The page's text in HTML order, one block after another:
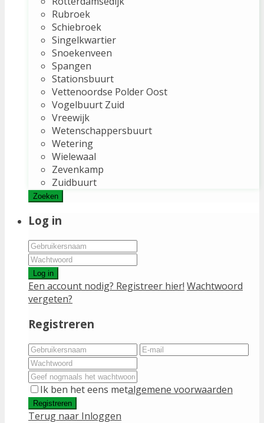
Rubroek
Schiebroek
Singelkwartier
Snoekenveen
Spangen
Stationsbuurt
Vettenoordse Polder Oost
Vogelbuurt Zuid
Vreewijk
Wetenschappersbuurt
Wetering
Wielewaal
Zevenkamp
Zuidbuurt
Zoeken
Log in
Log in
Een account nodig? Registreer hier! Wachtwoord
vergeten?
Registreren
Ik ben het eens metalgemene voorwaarden
Registreren
Terug naar Inloggen